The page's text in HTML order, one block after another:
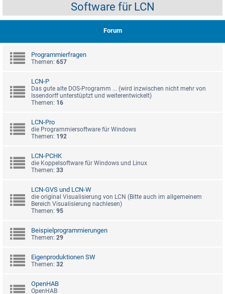
Software für LCN
Forum
Programmierfragen
Themen: 657
LCN-P
Das gute alte DOS-Programm ... (wird inzwischen nicht mehr von
Issendorff unterstüptzt und weiterentwickelt)
Themen: 16
LCN-Pro
die Programmiersoftware für Windows
Themen: 192
LCN-PCHK
die Koppelsoftware für Windows und Linux
Themen: 33
LCN-GVS und LCN-W
die original Visualisierung von LCN (Bitte auch im allgemeinem
Bereich Visualisierung nachlesen)
Themen: 95
Beispielprogrammierungen
Themen: 29
Eigenproduktionen SW
Themen: 32
OpenHAB
OpenHAB